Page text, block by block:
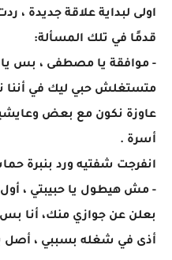
اولى لبداية علاقة جديدة ،
قدمًا في تلك المسألة:
- موافقة يا مصطفى ، بس
متستغلش حبي ليك في أننا
عاوزة نكون مع بعض
أسرة .
انفرجت شفتيه ورد بنبرة
- مش هيطول يا حبيبتي ،
بعلن عن جوازي منك، أنا
أذى في شغله بسببي ، أصل